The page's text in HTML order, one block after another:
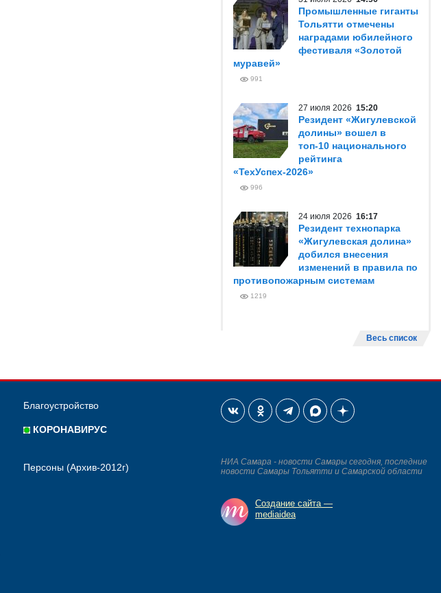
Промышленные гиганты
Тольятти отмечены
наградами юбилейного
фестиваля «Золотой
муравей»
991
27 июля 2026 15:20
Резидент «Жигулевской
долины» вошел в
топ-10 национального
рейтинга
«ТехУспех-2026»
996
24 июля 2026 16:17
Резидент технопарка
«Жигулевская долина»
добился внесения
изменений в правила по
противопожарным системам
1219
Весь список
Благоустройство
КОРОНАВИРУС
Персоны (Архив-2012г)
НИА Самара - новости Самары сегодня, последние
новости Самары Тольятти и Самарской области
Создание сайта —
mediaidea